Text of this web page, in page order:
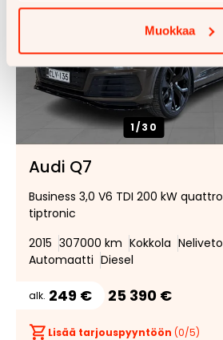
Muokkaa
1/30
Audi Q7
Business 3,0 V6 TDI 200 kW quattro
tiptronic
2015 307000 km Kokkola Neliveto
Automaatti Diesel
alk. 249 € 25 390 €
Lisää tarjouspyyntöön (0/5)